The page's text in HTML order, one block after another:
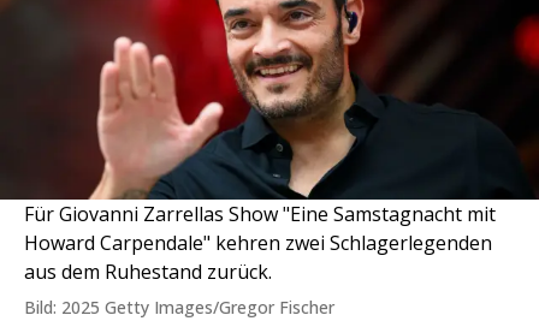
Für Giovanni Zarrellas Show "Eine Samstagnacht mit
Howard Carpendale" kehren zwei Schlagerlegenden
aus dem Ruhestand zurück.
Bild: 2025 Getty Images/Gregor Fischer